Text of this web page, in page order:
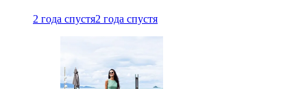
2 года спустя2 года спустя